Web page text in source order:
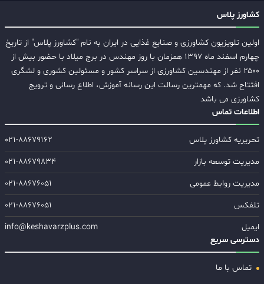
کشاورز پلاس
اولین تلویزیون کشاورزی و صنایع غذایی در ایران به نام "کشاورز پلاس" از تاریخ
چهارم اسفند ماه ۱۳۹۷ همزمان با روز مهندس در برج میلاد با حضور بیش از
۲۵۰۰ نفر از مهندسین کشاورزی از سراسر کشور و مسئولین کشوری و لشگری
افتتاح شد. که مهمترین رسالت این رسانه آموزش، اطلاع رسانی و ترویج
کشاورزی می باشد
اطلاعات تماس
تحریریه کشاورز پلاس
۰۲۱-۸۸۶۷۹۱۶۲
مدیریت توسعه بازار
۰۲۱-۸۸۶۷۹۸۳۴
مدیریت روابط عمومی
۰۲۱-۸۸۶۷۶۰۵۱
تلفکس
۰۲۱-۸۸۶۷۶۰۵۱
ایمیل
info@keshavarzplus.com
دسترسی سریع
تماس با ما